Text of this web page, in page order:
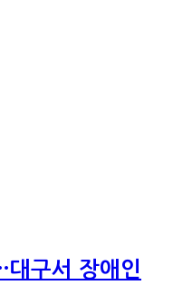
대구서 장애인